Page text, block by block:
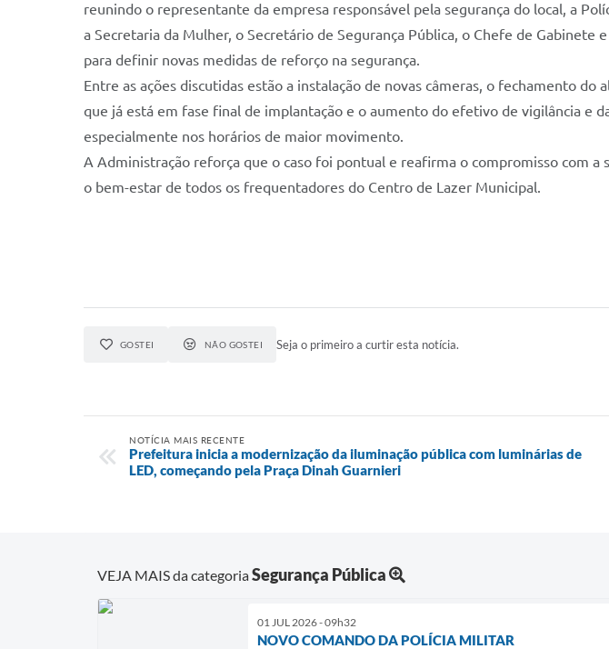
reunindo o representante da empresa responsável pela segurança do local, a
a Secretaria da Mulher, o Secretário de Segurança Pública, o Chefe de Gabinete
para definir novas medidas de reforço na segurança.
Entre as ações discutidas estão a instalação de novas câmeras, o fechamento do
que já está em fase final de implantação e o aumento do efetivo de vigilância e
especialmente nos horários de maior movimento.
A Administração reforça que o caso foi pontual e reafirma o compromisso com a
o bem-estar de todos os frequentadores do Centro de Lazer Municipal.
GOSTEI NÃO GOSTEI Seja o primeiro a curtir esta notícia.
NOTÍCIA MAIS RECENTE
Prefeitura inicia a modernização da iluminação pública com luminárias de
LED, começando pela Praça Dinah Guarnieri
VEJA MAIS da categoriaSegurança Pública
01 JUL 2026 - 09h32
NOVO COMANDO DA POLÍCIA MILITAR